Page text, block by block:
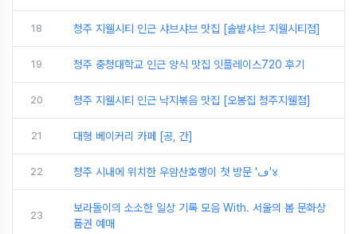
18 청주 지웰시티 인근 샤브샤브 맛집 [솔밭샤브 지웰시티점]
19 청주 충청대학교 인근 양식 맛집 잇플레이스720 후기
20 청주 지웰시티 인근 낙지볶음 맛집 [오봉집 청주지웰점]
21 대형 베이커리 카페 [공, 간]
22 청주 시내에 위치한 우암산호랭이 첫 방문 'ڡ'४
23
보라돌이의 소소한 일상 기록 모음 With. 서울의 봄 문화상
품권 예매